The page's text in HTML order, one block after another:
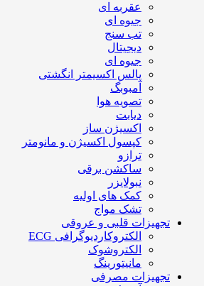
عقربه ای
جیوه ای
تب سنج
دیجیتال
جیوه ای
پالس اکسیمتر انگشتی
آمبوبگ
تصویه هوا
دیابت
اکسیژن ساز
کپسول اکسیژن و مانومتر
ترازو
ساکشن برقی
نبولایزر
کمک های اولیه
تشک مواج
تجهیزات قلبی و عروقی
الکتروکاردیوگرافی ECG
الکتروشوک
مانیتورینگ
تجهیزات مصرفی